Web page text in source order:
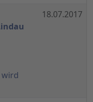
18.07.2017